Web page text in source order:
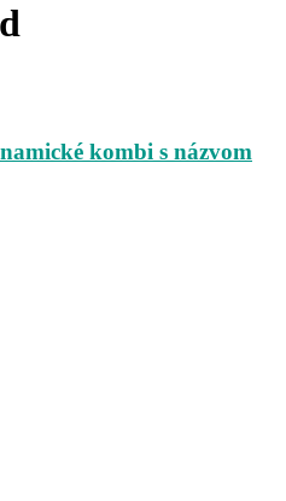
kombi s názvom